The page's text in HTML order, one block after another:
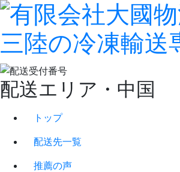
配送エリア・中国
トップ
配送先一覧
推薦の声